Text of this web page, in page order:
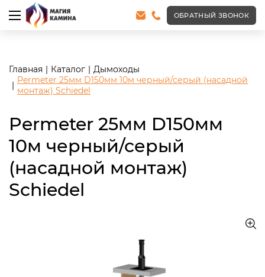
<meta name="robots" content="noindex, follow"/>
ОБРАТНЫЙ ЗВОНОК
Главная Каталог
Дымоходы
Permeter 25мм D150мм 10м черный/серый (насадной
монтаж) Schiedel
Permeter 25мм D150мм
10м черный/серый
(насадной монтаж)
Schiedel